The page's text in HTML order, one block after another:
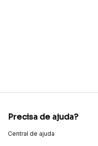
Precisa de ajuda?
Central de ajuda